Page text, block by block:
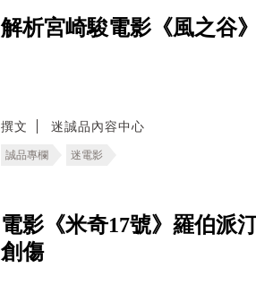
解析宮崎駿電影《風之谷
撰文 迷誠品內容中心
誠品專欄 迷電影
電影《米奇17號》羅伯派
創傷